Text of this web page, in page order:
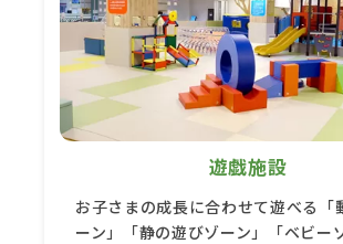
遊戯施設
お子さまの成長に合わせて遊べる「
ーン」「静の遊びゾーン」「ベビー